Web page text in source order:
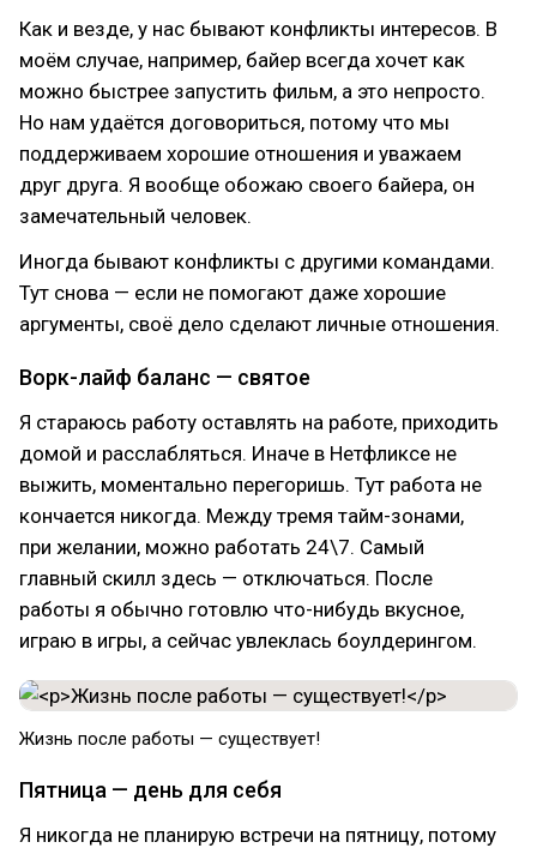
Как и везде, у нас бывают конфликты интересов. В
моём случае, например, байер всегда хочет как
можно быстрее запустить фильм, а это непросто.
Но нам удаётся договориться, потому что мы
поддерживаем хорошие отношения и уважаем
друг друга. Я вообще обожаю своего байера, он
замечательный человек.
Иногда бывают конфликты с другими командами.
Тут снова — если не помогают даже хорошие
аргументы, своё дело сделают личные отношения.
Ворк-лайф баланс — святое
Я стараюсь работу оставлять на работе, приходить
домой и расслабляться. Иначе в Нетфликсе не
выжить, моментально перегоришь. Тут работа не
кончается никогда. Между тремя тайм-зонами,
при желании, можно работать 24\7. Самый
главный скилл здесь — отключаться. После
работы я обычно готовлю что-нибудь вкусное,
играю в игры, а сейчас увлеклась боулдерингом.
Жизнь после работы — существует!
Пятница — день для себя
Я никогда не планирую встречи на пятницу, потому